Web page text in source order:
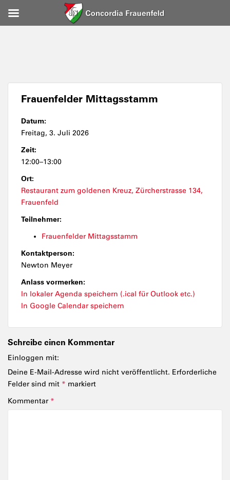
Frauenfelder Mittagsstamm
Datum:
Freitag, 3. Juli 2026
Zeit:
12:00–13:00
Ort:
Restaurant zum goldenen Kreuz, Zürcherstrasse 134,
Frauenfeld
Teilnehmer:
Frauenfelder Mittagsstamm
Kontaktperson:
Newton Meyer
Anlass vormerken:
In lokaler Agenda speichern (.ical für Outlook etc.)
In Google Calendar speichern
Schreibe einen Kommentar
Einloggen mit:
Deine E-Mail-Adresse wird nicht veröffentlicht. Erforderliche
Felder sind mit * markiert
Kommentar *